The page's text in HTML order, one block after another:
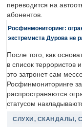
переводится на
абонентов.
Росфинмониторинг:
экстремиста Дурова не
После того, как
в список террористов
это затронет сам
Росфинмониторинге
распространяются
статусом
СЛУХИ, СКАНДАЛЫ,